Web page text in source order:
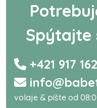
Spýtajte
+421 917
volaje & píšte od